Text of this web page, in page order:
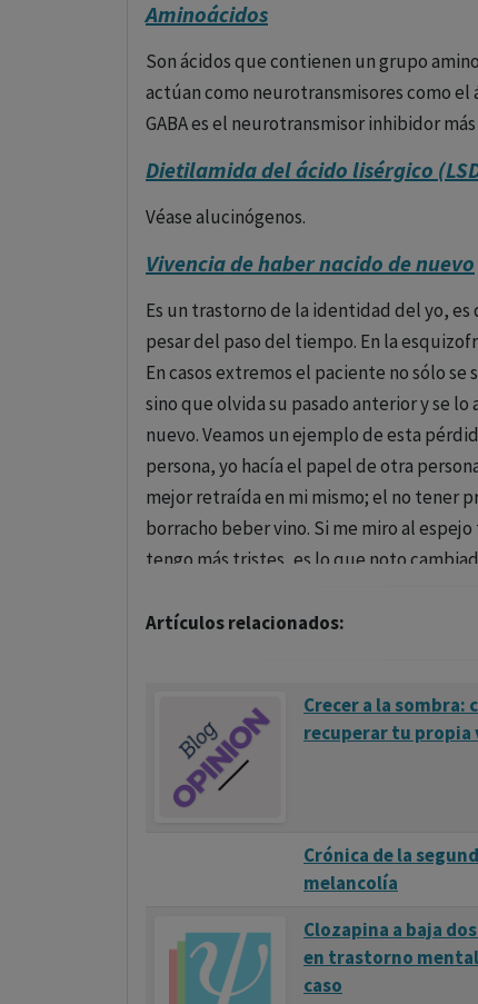
Aminoácidos
Son ácidos que contienen un grupo
actúan como neurotransmisores como el
GABA es el neurotransmisor inhibidor
Dietilamida del ácido lisérgico
Véase alucinógenos.
Vivencia de haber nacido de nuevo
Es un trastorno de la identidad del yo,
pesar del paso del tiempo. En la
En casos extremos el paciente no sólo
sino que olvida su pasado anterior y se
nuevo. Veamos un ejemplo de esta
persona, yo hacía el papel de otra
mejor retraída en mi mismo; el no tener
borracho beber vino. Si me miro al
tengo más tristes, es lo que noto
Artículos relacionados:
Crecer a la
recuperar tu propia
Crónica de la
melancolía
Clozapina a baja
en trastorno
caso